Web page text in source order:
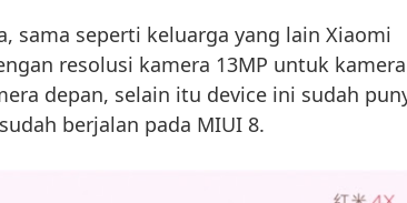
sama seperti keluarga yang lain Xiaomi
resolusi kamera 13MP untuk kamera
depan, selain itu device ini sudah
berjalan pada MIUI 8.